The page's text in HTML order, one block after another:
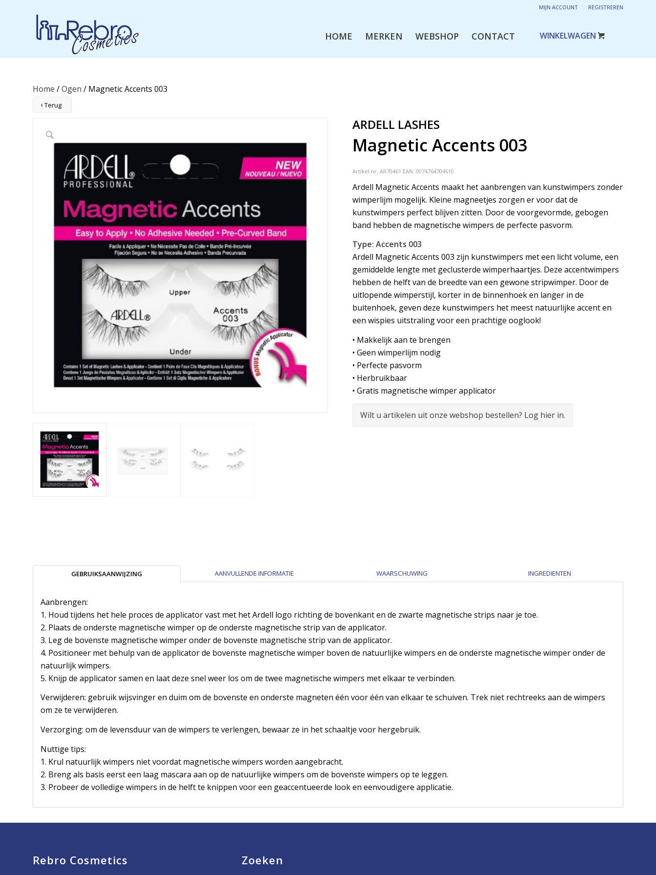
MIJN ACCOUNT REGISTREREN
HOME MERKEN WEBSHOP CONTACT
Home /Ogen / Magnetic Accents 003
Terug
ARDELL LASHES
Magnetic Accents 003
Artikel nr: AR70461 EAN: 0074764704610
Ardell Magnetic Accents maakt het aanbrengen van kunstwimpers zonder
wimperlijm mogelijk. Kleine magneetjes zorgen er voor dat de
kunstwimpers perfect blijven zitten. Door de voorgevormde, gebogen
band hebben de magnetische wimpers de perfecte pasvorm.
Type: Accents 003
Ardell Magnetic Accents 003 zijn kunstwimpers met een licht volume, een
gemiddelde lengte met geclusterde wimperhaartjes. Deze accentwimpers
hebben de helft van de breedte van een gewone stripwimper. Door de
uitlopende wimperstijl, korter in de binnenhoek en langer in de
buitenhoek, geven deze kunstwimpers het meest natuurlijke accent en
een wispies uitstraling voor een prachtige ooglook!
• Makkelijk aan te brengen
• Geen wimperlijm nodig
• Perfecte pasvorm
• Herbruikbaar
• Gratis magnetische wimper applicator
Wilt u artikelen uit onze webshop bestellen? Log hier in.
GEBRUIKSAANWIJZING AANVULLENDE INFORMATIE WAARSCHUWING INGREDIENTEN
Aanbrengen:
1. Houd tijdens het hele proces de applicator vast met het Ardell logo richting de bovenkant en de zwarte magnetische strips naar je toe.
2. Plaats de onderste magnetische wimper op de onderste magnetische strip van de applicator.
3. Leg de bovenste magnetische wimper onder de bovenste magnetische strip van de applicator.
4. Positioneer met behulp van de applicator de bovenste magnetische wimper boven de natuurlijke wimpers en de onderste magnetische wimper onder de
natuurlijk wimpers.
5. Knijp de applicator samen en laat deze snel weer los om de twee magnetische wimpers met elkaar te verbinden.
Verwijderen: gebruik wijsvinger en duim om de bovenste en onderste magneten één voor één van elkaar te schuiven. Trek niet rechtreeks aan de wimpers
om ze te verwijderen.
Verzorging: om de levensduur van de wimpers te verlengen, bewaar ze in het schaaltje voor hergebruik.
Nuttige tips:
1. Krul natuurlijk wimpers niet voordat magnetische wimpers worden aangebracht.
2. Breng als basis eerst een laag mascara aan op de natuurlijke wimpers om de bovenste wimpers op te leggen.
3. Probeer de volledige wimpers in de helft te knippen voor een geaccentueerde look en eenvoudigere applicatie.
Rebro Cosmetics Zoeken